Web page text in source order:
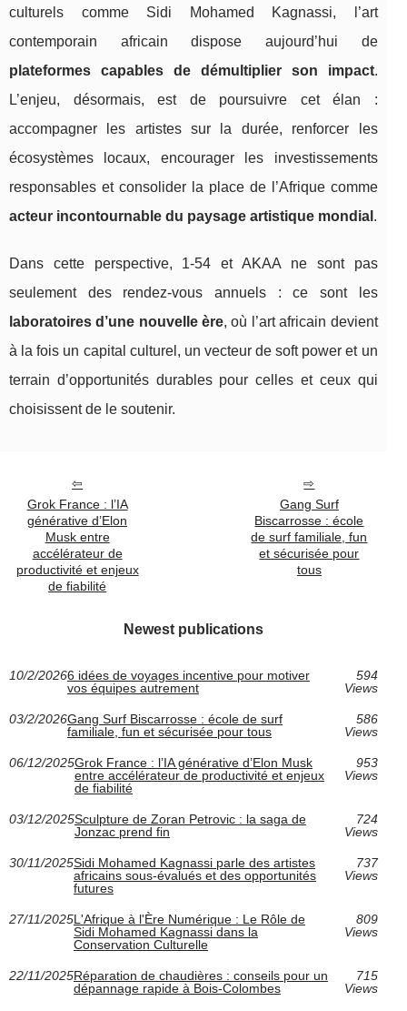
culturels comme Sidi Mohamed Kagnassi, l’art
contemporain africain dispose aujourd’hui de
plateformes capables de démultiplier son impact.
L’enjeu, désormais, est de poursuivre cet élan :
accompagner les artistes sur la durée, renforcer les
écosystèmes locaux, encourager les investissements
responsables et consolider la place de l’Afrique comme
acteur incontournable du paysage artistique mondial .
Dans cette perspective, 1‑54 et AKAA ne sont pas
seulement des rendez‑vous annuels : ce sont les
laboratoires d’une nouvelle ère, où l’art africain devient
à la fois un capital culturel, un vecteur de soft power et un
terrain d’opportunités durables pour celles et ceux qui
choisissent de le soutenir.
Grok France : l’IA
générative d’Elon
Musk entre
accélérateur de
productivité et enjeux
de fiabilité
Gang Surf
Biscarrosse : école
de surf familiale, fun
et sécurisée pour
tous
Newest publications
10/2/20266 idées de voyages incentive pour motiver
vos équipes autrement
594
Views
03/2/2026Gang Surf Biscarrosse : école de surf
familiale, fun et sécurisée pour tous
586
Views
06/12/2025Grok France : l’IA générative d’Elon Musk
entre accélérateur de productivité et enjeux
de fiabilité
953
Views
03/12/2025Sculpture de Zoran Petrovic : la saga de
Jonzac prend fin
724
Views
30/11/2025Sidi Mohamed Kagnassi parle des artistes
africains sous-évalués et des opportunités
futures
737
Views
27/11/2025L'Afrique à l'Ère Numérique : Le Rôle de
Sidi Mohamed Kagnassi dans la
Conservation Culturelle
809
Views
22/11/2025Réparation de chaudières : conseils pour un
dépannage rapide à Bois-Colombes
715
Views